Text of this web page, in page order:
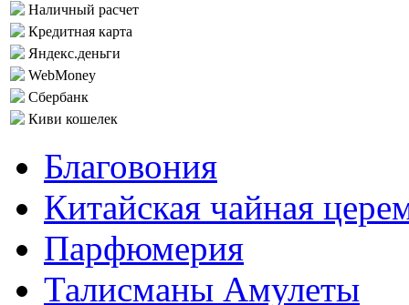
Наличный расчет
Кредитная карта
Яндекс.деньги
WebMoney
Сбербанк
Киви кошелек
Благовония
Китайская чайная
Парфюмерия
Талисманы Амулеты